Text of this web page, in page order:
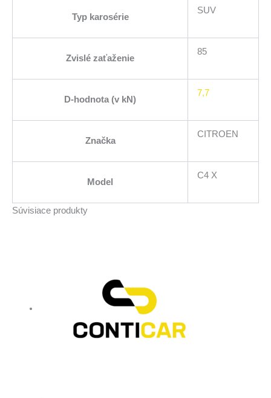
Typ karosérie
SUV
Zvislé zaťaženie
85
D-hodnota (v kN)
7,7
Značka
CITROEN
Model
C4 X
Súvisiace produkty